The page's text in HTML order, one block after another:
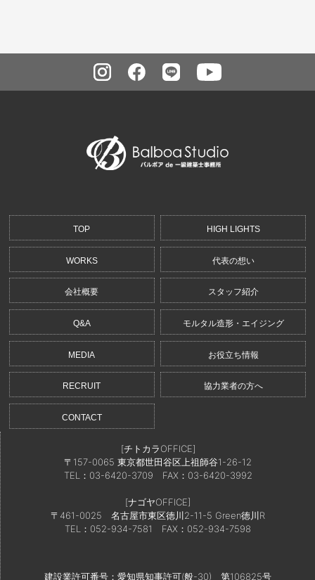
TOP HIGH LIGHTS
WORKS 代表の想い
会社概要 スタッフ紹介
Q&A モルタル造形・エイジング
MEDIA お役立ち情報
RECRUIT 協力業者の方へ
CONTACT
[チトカラOFFICE]
〒157-0065 東京都世田谷区上祖師谷1-26-12
TEL：03-6420-3709 FAX：03-6420-3992
[ナゴヤOFFICE]
〒461-0025 名古屋市東区徳川2-11-5 Green徳川R
TEL：052-934-7581
FAX：052-934-7598
建設業許可番号：愛知県知事許可(般-30) 第106825号